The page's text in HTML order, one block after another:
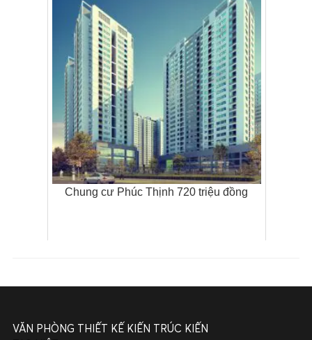
Chung cư Phúc Thịnh 720 triệu đồng
VĂN PHÒNG THIẾT KẾ KIẾN TRÚC KIẾN